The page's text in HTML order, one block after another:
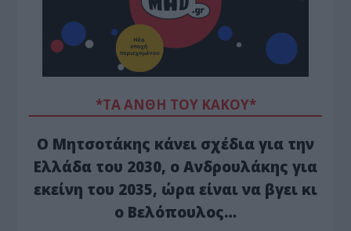
*ΤΑ ΆΝΘΗ ΤΟΥ ΚΑΚΟΎ*
Ο Μητσοτάκης κάνει σχέδια για την
Ελλάδα του 2030, ο Ανδρουλάκης για
εκείνη του 2035, ώρα είναι να βγει κι
ο Βελόπουλος…